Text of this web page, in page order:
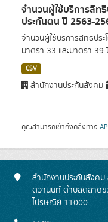
จำนวนผู้ใช้บริการสิ
ประกันตน ปี 2563-
จำนวนผู้ใช้บริการสิทธิป
มาตรา 33 และมาตรา
CSV
สำนักงานประกันสังคม
คุณสามารถเข้าถึงคลังทาง
สำนักงานประกันสังค
ติวานนท์ ตำบลตลาด
ไปรษณีย์ 11000